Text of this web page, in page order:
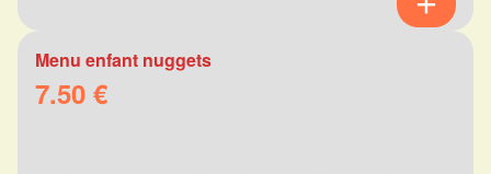
Menu enfant nuggets
7.50 €